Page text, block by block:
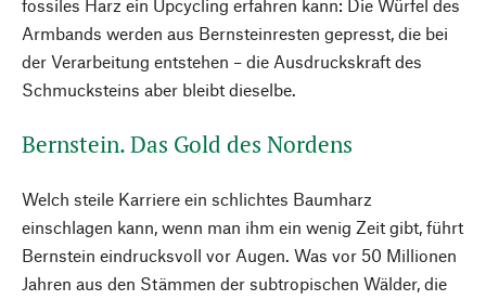
fossiles Harz ein Upcycling erfahren kann: Die Würfel des
Armbands werden aus Bernsteinresten gepresst, die bei
der Verarbeitung entstehen – die Ausdruckskraft des
Schmucksteins aber bleibt dieselbe.
Bernstein. Das Gold des Nordens
Welch steile Karriere ein schlichtes Baumharz
einschlagen kann, wenn man ihm ein wenig Zeit gibt, führt
Bernstein eindrucksvoll vor Augen. Was vor 50 Millionen
Jahren aus den Stämmen der subtropischen Wälder, die